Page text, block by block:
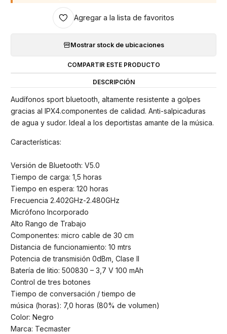
Agregar a la lista de favoritos
Mostrar stock de ubicaciones
COMPARTIR ESTE PRODUCTO
DESCRIPCIÓN
Audífonos sport bluetooth, altamente resistente a golpes
gracias al IPX4.componentes de calidad. Anti-salpicaduras
de agua y sudor. Ideal a los deportistas amante de la música.
Características:
Versión de Bluetooth: V5.0
Tiempo de carga: 1,5 horas
Tiempo en espera: 120 horas
Frecuencia 2.402GHz-2.480GHz
Micrófono Incorporado
Alto Rango de Trabajo
Componentes: micro cable de 30 cm
Distancia de funcionamiento: 10 mtrs
Potencia de transmisión 0dBm, Clase II
Batería de litio: 500830 – 3,7 V 100 mAh
Control de tres botones
Tiempo de conversación / tiempo de
música (horas): 7,0 horas (80% de volumen)
Color: Negro
Marca: Tecmaster